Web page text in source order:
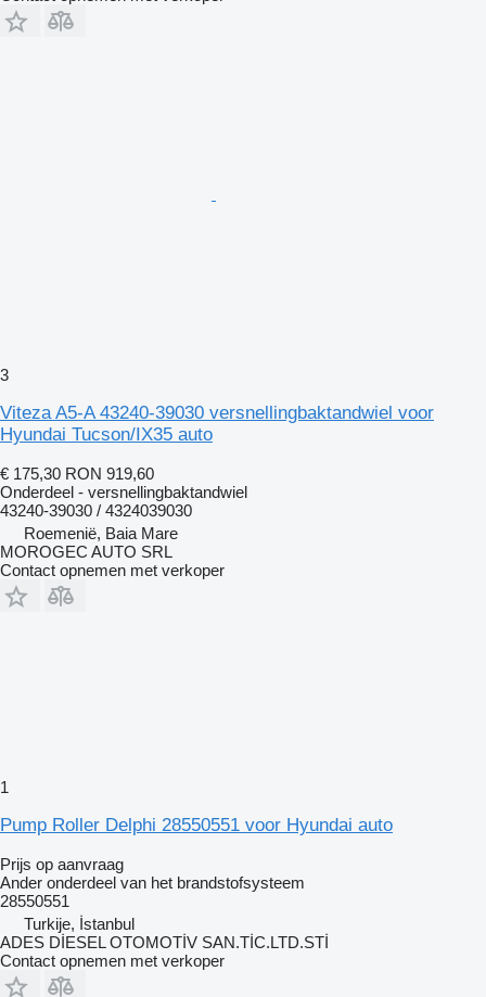
3
Viteza A5-A 43240-39030 versnellingbaktandwiel voor
Hyundai Tucson/IX35 auto
€ 175,30 RON 919,60
Onderdeel - versnellingbaktandwiel
43240-39030 / 4324039030
Roemenië, Baia Mare
MOROGEC AUTO SRL
Contact opnemen met verkoper
1
Pump Roller Delphi 28550551 voor Hyundai auto
Prijs op aanvraag
Ander onderdeel van het brandstofsysteem
28550551
Turkije, İstanbul
ADES DİESEL OTOMOTİV SAN.TİC.LTD.STİ
Contact opnemen met verkoper